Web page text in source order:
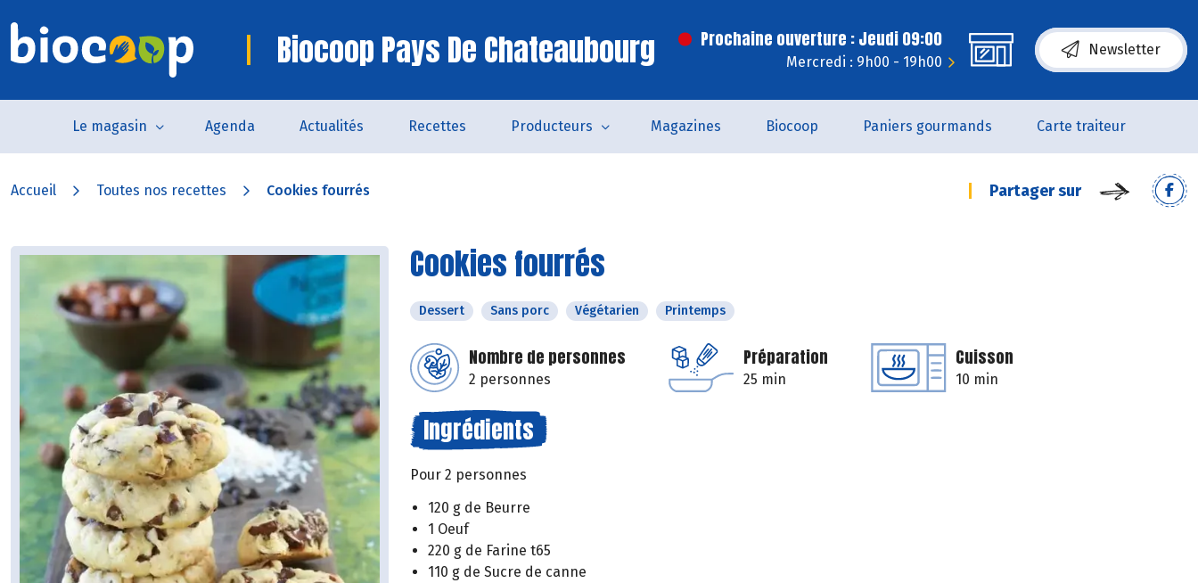
Biocoop Pays De Chateaubourg Prochaine ouverture : Jeudi 09:00
Mercredi : 9h00 - 19h00
Newsletter
Le magasin Agenda Actualités Recettes Producteurs Magazines Biocoop Paniers gourmands Carte traiteur
Accueil Toutes nos recettes Cookies fourrés Partager sur
Cookies fourrés
Dessert Sans porc Végétarien Printemps
Nombre de personnes
2 personnes
Préparation
25 min
Cuisson
10 min
Ingrédients
Pour 2 personnes
120 g de Beurre
1 Oeuf
220 g de Farine t65
110 g de Sucre de canne